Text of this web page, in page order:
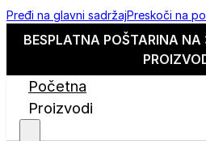
Pređi na glavni sadržajPreskoči na
BESPLATNA POŠTARINA NA
Početna
Proizvodi